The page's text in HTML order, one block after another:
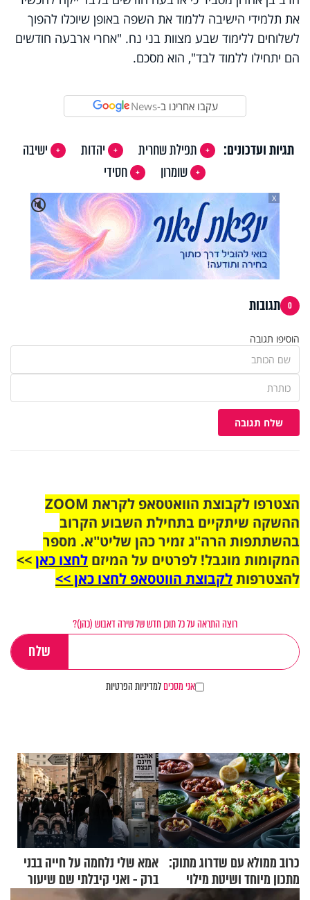
את תלמידי הישיבה ללמוד את השפה באופן שיוכלו להפוך
לשלוחים ללימוד שבע מצוות בני נח. "אחרי ארבעה חודשים
הם יתחילו ללמוד לבד", הוא מסכם.
עקבו אחרינו ב-News
תגיות ועדכונים: תפילת שחרית יהדות
ישיבה
שומרון
חסידי
🔇
X
0 תגובות
הוסיפו תגובה
שלח תגובה
הצטרפו לקבוצת הוואטסאפ לקראת ZOOM
ההשקה שיתקיים בתחילת השבוע הקרוב
בהשתתפות הרה"ג זמיר כהן שליט"א. מספר
המקומות מוגבל! לפרטים על המיזם לחצו כאן>>
להצטרפותלקבוצת הווטסאפ לחצו כאן >>
רוצה התראה על כל תוכן חדש של שירה דאבוש (כהן)?
אני מסכיםלמדיניות הפרטיות
כרוב ממולא עם שדרוג מתוק:
מתכון מיוחד ושיטת מילוי
שאתם חייבים לנסות
אמא שלי נלחמה על חייה בבני
ברק - ואני קיבלתי שם שיעור
באהבת חינם